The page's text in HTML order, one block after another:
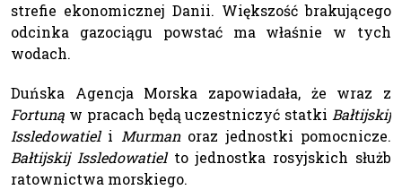
strefie ekonomicznej Danii. Większość brakującego
odcinka gazociągu powstać ma właśnie w tych
wodach.
Duńska Agencja Morska zapowiadała, że wraz z
Fortuną w pracach będą uczestniczyć statki Bałtijskij
Issledowatieli Murmanoraz jednostki pomocnicze.
Bałtijskij Issledowatielto jednostka rosyjskich służb
ratownictwa morskiego.